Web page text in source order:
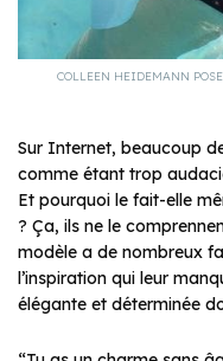
COLLEEN HEIDEMANN
Sur Internet, beaucoup
comme étant trop
Et pourquoi le fait-elle
? Ça, ils ne le
modèle a de nombreux
l’inspiration qui leur
élégante et déterminée